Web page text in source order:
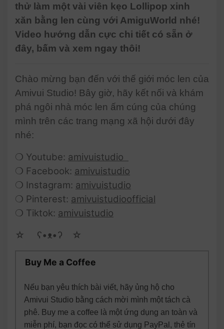
thử làm một vài viên kẹo Lollipop xinh
xăn bằng len cùng với AmiguWorld nhé!
Video hướng dẫn cực chi tiết có sẵn ở
đây, bấm và xem ngay thôi!
Chào mừng bạn đến với thế giới móc len của
Amivui Studio! Bây giờ, hãy kết nối và khám
phá ngôi nhà móc len ấm cúng của chúng
mình trên các trang mạng xã hội dưới đây
nhé:
❍ Youtube: amivuistudio
❍ Facebook: amivuistudio
❍ Instagram: amivuistudio
❍ Pinterest: amivuistudioofficial
❍ Tiktok: amivuistudio
☆ゝ ʕ•ᴥ•ʔゝ☆
Buy Me a Coffee
Nếu bạn yêu thích bài viết, hãy ủng hộ cho
Amivui Studio bằng cách mời mình một tách cà
phê. Buy me a coffee là một ứng dụng an toàn và
miễn phí, bạn đọc có thể sử dụng PayPal, thẻ tín